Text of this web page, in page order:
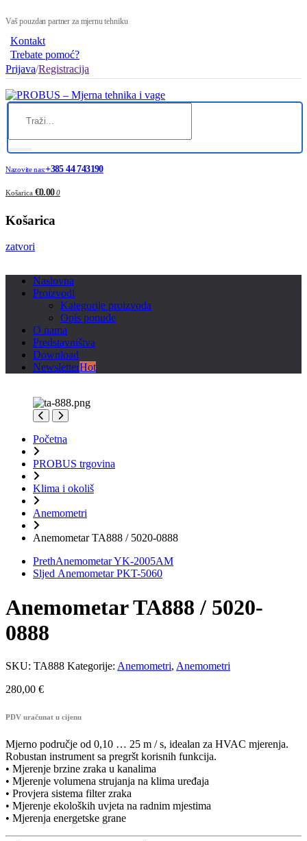
Vaš pouzdan partner za mjernu tehniku
Kontakt
Trebate pomoć?
Prijava/Registracija
Nazovite nas:+385 44 743190
Košarica €0.00 0
Košarica
zatvori
Naslovna
Proizvodi
Kategorije proizvoda
Opis ponude
O nama
Predstavništva
Download
NewsletterHot
Početna
PROBUS trgovina
Klima i okoliš
Anemometri
Anemometar TA888 / 5020-0888
PrethAnemometar YK-2005AM
Sljed Anemometar PKT-5060
Anemometar TA888 / 5020-
0888
SKU: TA888 Kategorije: Anemometri, Anemometri
280,00 €
PDV uračunat u cijenu
Mjerno područje od 0,10 … 25 m / s, idealan za HVAC mjerenja.
Robustan instrument sa pregršt korisnih funkcija.
• Mjerenje brzine zraka u kanalima
• Mjerenje volumena strujanja na klima uređaja
• Provjera sistema filter zraka
• Mjerenje ekoloških uvjeta na radnim mjestima
• Mjerenja energetske grane